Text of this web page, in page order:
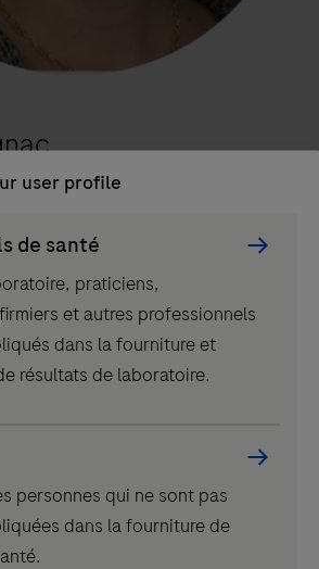
Délocalisée chez
user profile
de santé
praticiens,
et autres professionnels
dans la fourniture et
résultats de laboratoire.
personnes qui ne sont pas
dans la fourniture de